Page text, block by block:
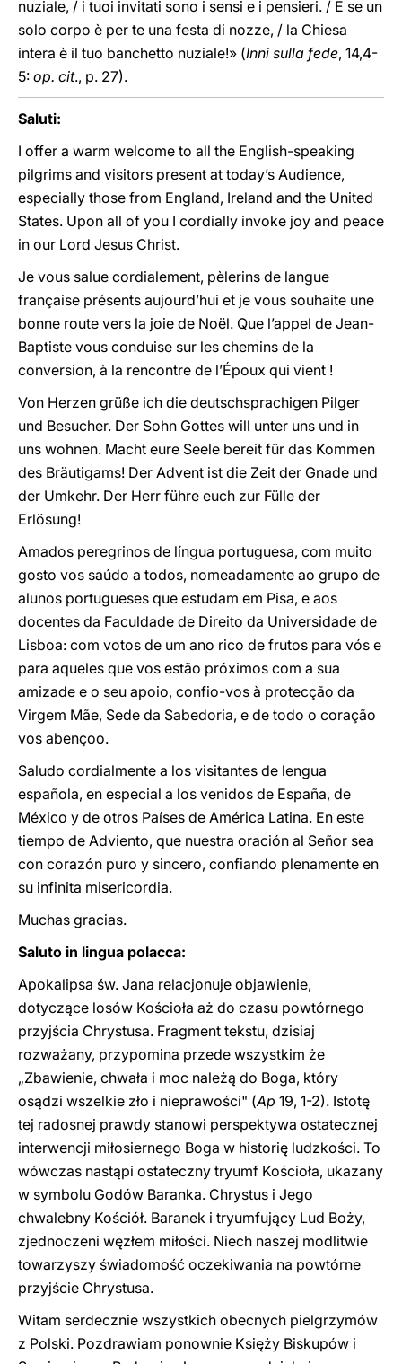
nuziale, / i tuoi invitati sono i sensi e i pensieri. / E se un
solo corpo è per te una festa di nozze, / la Chiesa
intera è il tuo banchetto nuziale!» (Inni sulla fede, 14,4-
5: op. cit., p. 27).
Saluti:
I offer a warm welcome to all the English-speaking
pilgrims and visitors present at today’s Audience,
especially those from England, Ireland and the United
States. Upon all of you I cordially invoke joy and peace
in our Lord Jesus Christ.
Je vous salue cordialement, pèlerins de langue
française présents aujourd’hui et je vous souhaite une
bonne route vers la joie de Noël. Que l’appel de Jean-
Baptiste vous conduise sur les chemins de la
conversion, à la rencontre de l’Époux qui vient !
Von Herzen grüße ich die deutschsprachigen Pilger
und Besucher. Der Sohn Gottes will unter uns und in
uns wohnen. Macht eure Seele bereit für das Kommen
des Bräutigams! Der Advent ist die Zeit der Gnade und
der Umkehr. Der Herr führe euch zur Fülle der
Erlösung!
Amados peregrinos de língua portuguesa, com muito
gosto vos saúdo a todos, nomeadamente ao grupo de
alunos portugueses que estudam em Pisa, e aos
docentes da Faculdade de Direito da Universidade de
Lisboa: com votos de um ano rico de frutos para vós e
para aqueles que vos estão próximos com a sua
amizade e o seu apoio, confio-vos à protecção da
Virgem Mãe, Sede da Sabedoria, e de todo o coração
vos abençoo.
Saludo cordialmente a los visitantes de lengua
española, en especial a los venidos de España, de
México y de otros Países de América Latina. En este
tiempo de Adviento, que nuestra oración al Señor sea
con corazón puro y sincero, confiando plenamente en
su infinita misericordia.
Muchas gracias.
Saluto in lingua polacca:
Apokalipsa św. Jana relacjonuje objawienie,
dotyczące losów Kościoła aż do czasu powtórnego
przyjścia Chrystusa. Fragment tekstu, dzisiaj
rozważany, przypomina przede wszystkim że
„Zbawienie, chwała i moc należą do Boga, który
osądzi wszelkie zło i nieprawości" (Ap 19, 1-2). Istotę
tej radosnej prawdy stanowi perspektywa ostatecznej
interwencji miłosiernego Boga w historię ludzkości. To
wówczas nastąpi ostateczny tryumf Kościoła, ukazany
w symbolu Godów Baranka. Chrystus i Jego
chwalebny Kościół. Baranek i tryumfujący Lud Boży,
zjednoczeni węzłem miłości. Niech naszej modlitwie
towarzyszy świadomość oczekiwania na powtórne
przyjście Chrystusa.
Witam serdecznie wszystkich obecnych pielgrzymów
z Polski. Pozdrawiam ponownie Księży Biskupów i